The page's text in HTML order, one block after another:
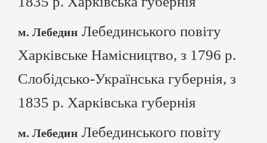
м. Лебедин Лебединського повіту
Харківське Намісництво, з 1796 р.
Слобідсько-Українська губернія, з
1835 р. Харківська губернія
м. Лебедин Лебединського повіту